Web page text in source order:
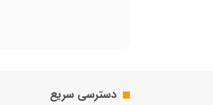
دسترسی سریع